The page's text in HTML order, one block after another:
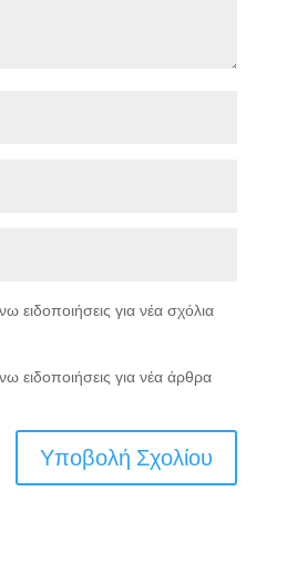
ειδοποιήσεις για νέα σχόλια
ειδοποιήσεις για νέα άρθρα